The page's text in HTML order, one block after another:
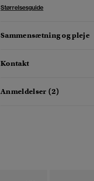
Størrelsesguide
Sammensætning og pleje
Kontakt
Anmeldelser (2)